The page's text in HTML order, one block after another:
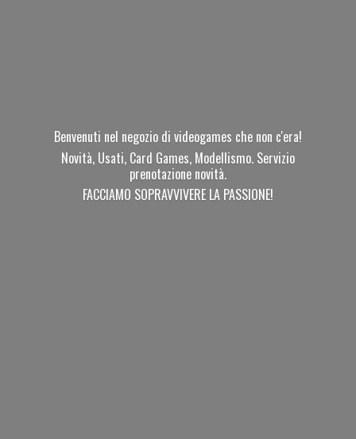
Benvenuti nel negozio di videogames che non c'era!
Novità, Usati, Card Games, Modellismo. Servizio
prenotazione novità.
FACCIAMO SOPRAVVIVERE LA PASSIONE!